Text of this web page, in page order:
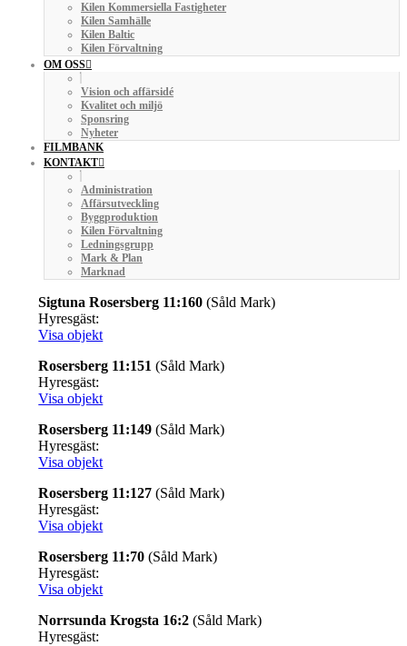
Kilen Kommersiella Fastigheter
Kilen Samhälle
Kilen Baltic
Kilen Förvaltning
OM OSS
Vision och affärsidé
Kvalitet och miljö
Sponsring
Nyheter
FILMBANK
KONTAKT
Administration
Affärsutveckling
Byggproduktion
Kilen Förvaltning
Ledningsgrupp
Mark & Plan
Marknad
Sigtuna Rosersberg 11:160 (Såld Mark)
Hyresgäst:
Visa objekt
Rosersberg 11:151 (Såld Mark)
Hyresgäst:
Visa objekt
Rosersberg 11:149 (Såld Mark)
Hyresgäst:
Visa objekt
Rosersberg 11:127 (Såld Mark)
Hyresgäst:
Visa objekt
Rosersberg 11:70 (Såld Mark)
Hyresgäst:
Visa objekt
Norrsunda Krogsta 16:2 (Såld Mark)
Hyresgäst: